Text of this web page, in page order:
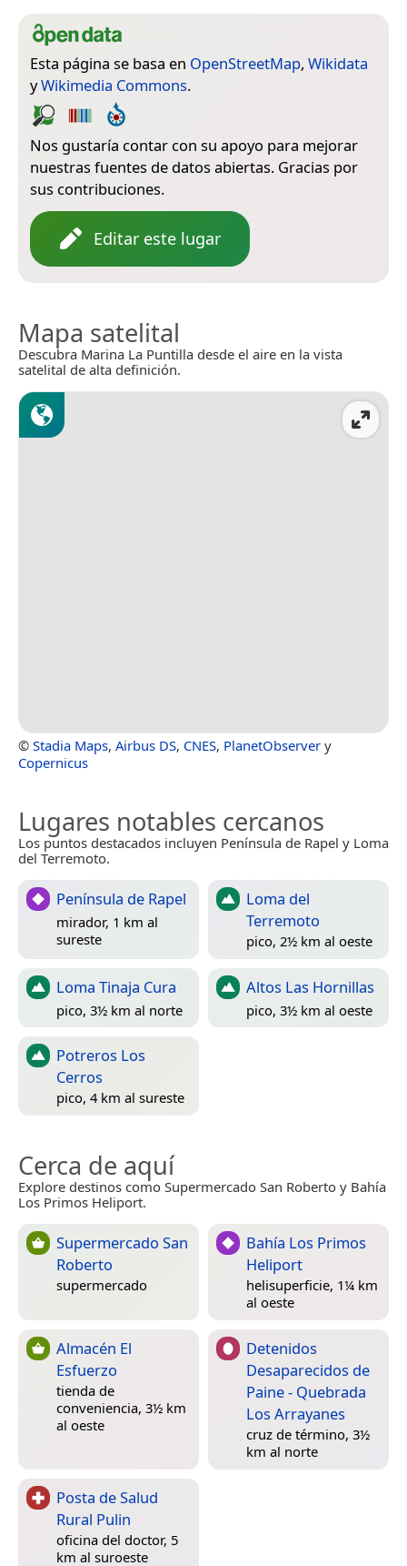
Esta página se basa en OpenStreetMap, Wikidata
yWikimedia Commons.
Nos gustaría contar con su apoyo para mejorar
nuestras fuentes de datos abiertas. Gracias por
sus contribuciones.
Editar este lugar
Mapa satelital
Descubra Marina La Puntilla desde el aire en la vista
satelital de alta definición.
© Stadia Maps, Airbus DS, CNES, PlanetObserver y
Copernicus
Lugares notables cercanos
Los puntos destacados incluyen Península de Rapel y Loma
del Terremoto.
Península de Rapel
mirador, 1 km al
sureste
Loma del
Terremoto
pico, 2½ km al oeste
Loma Tinaja Cura
pico, 3½ km al norte
Altos Las Hornillas
pico, 3½ km al oeste
Potreros Los
Cerros
pico, 4 km al sureste
Cerca de aquí
Explore destinos como Supermercado San Roberto y Bahía
Los Primos Heliport.
Supermercado San
Roberto
supermercado
Bahía Los Primos
Heliport
helisuperficie, 1¼ km
al oeste
Almacén El
Esfuerzo
tienda de
conveniencia, 3½ km
al oeste
Detenidos
Desaparecidos de
Paine - Quebrada
Los Arrayanes
cruz de término, 3½
km al norte
Posta de Salud
Rural Pulin
oficina del doctor, 5
km al suroeste